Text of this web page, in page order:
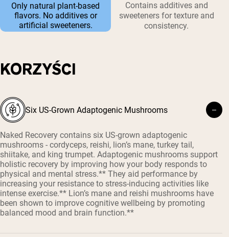
Only natural plant-based
flavors. No additives or
artificial sweeteners.
Contains additives and
sweeteners for texture and
consistency.
KORZYŚCI
Six US-Grown Adaptogenic Mushrooms
Naked Recovery contains six US-grown adaptogenic
mushrooms - cordyceps, reishi, lion’s mane, turkey tail,
shiitake, and king trumpet. Adaptogenic mushrooms support
holistic recovery by improving how your body responds to
physical and mental stress.** They aid performance by
increasing your resistance to stress-inducing activities like
intense exercise.** Lion’s mane and reishi mushrooms have
been shown to improve cognitive wellbeing by promoting
balanced mood and brain function.**